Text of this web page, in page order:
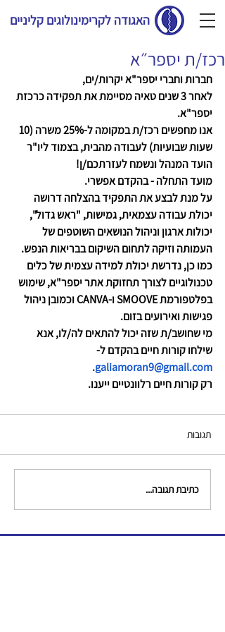
האגודה לקרימינולוגים קליניים
רכז/ת יספר״א
חברות וחברי יספר"א יקרות/ים,
לאחר 3 שנים טאיה מסיימת את תפקידה כרכזת
יספר"א.
שעות שבועיות) לעבודה מהבית, בצמוד ליו"ר
הועד המנהל ונשמח לעזרתכם/ן!
מועד התחלה - בהקדם אפשרי.
על מנת לבצע את התפקיד בהצלחה דרושה
יכולת עבודה עצמאית, גמישות, "ראש גדול",
יכולות ארגון וניהול הנושאים השוטפים של
העמותה וזיקה לתחום השיקום בבריאות הנפש.
כמו כן, נדרשת יכולת למידה עצמית של כלים
טכנולוגיים לצורך תחזוקת אתר יספר"א, שימוש
בפלטפורמת SMOOVE ו-CANVA וכמובן ניהול
פגישות ואירועים בזום.
מי שחושב/ת שזה יכול להתאים לה/לו, אנא
שילחו קורות חיים בהקדם ל-
galiamoran9@gmail.com
.
רק קורות חיים רלוונטיים ייענו.
תגובות
כתיבת תגובה...